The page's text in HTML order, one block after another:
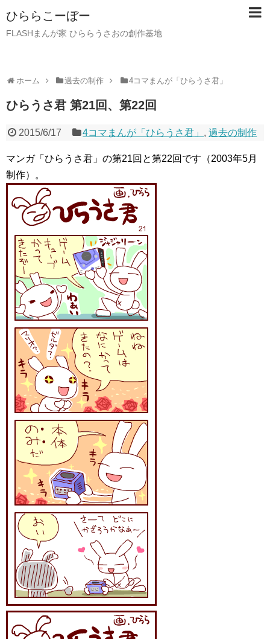
ひららこーぼー
FLASHまんが家 ひららうさおの創作基地
ホーム 過去の制作 4コマまんが「ひらうさ君」
ひらうさ君 第21回、第22回
2015/6/17 4コマまんが「ひらうさ君」 ,過去の制作
マンガ「ひらうさ君」の第21回と第22回です（2003年5月
制作）。